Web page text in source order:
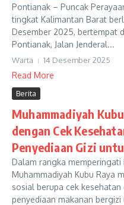
Pontianak – Puncak
tingkat Kalimantan Barat
Desember 2025, bertempat
Pontianak, Jalan Jenderal...
Warta 14 Desember 2025
Read More
Berita
Muhammadiyah
dengan Cek
Penyediaan Gizi
Dalam rangka memperingati
Muhammadiyah Kubu Raya
sosial berupa cek
penyediaan makanan